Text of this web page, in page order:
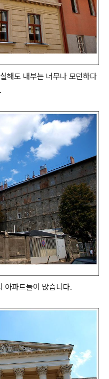
해도 내부는 너무나 모던하다
아파트들이 많습니다.